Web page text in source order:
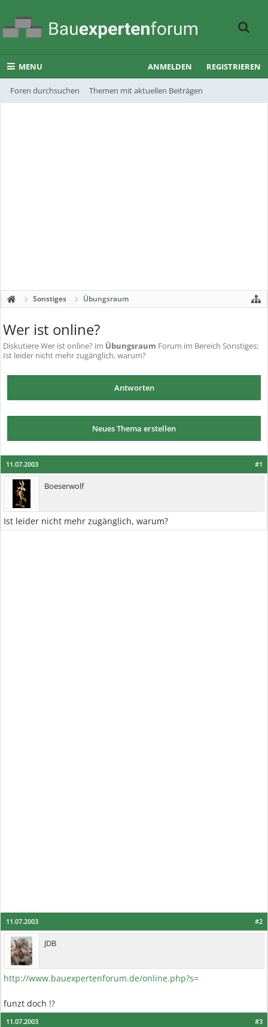
MENU
Foren durchsuchen Themen mit aktuellen Beiträgen
ANMELDEN REGISTRIEREN
Sonstiges Übungsraum
Wer ist online?
DiskutiereWer ist online? im Übungsraum Forum im Bereich Sonstiges;
Ist leider nicht mehr zugänglich, warum?
Antworten
Neues Thema erstellen
#1
11.07.2003
Boeserwolf
Ist leider nicht mehr zugänglich, warum?
#2
11.07.2003
JDB
http://www.bauexpertenforum.de/online.php?s=
funzt doch !?
#3
11.07.2003